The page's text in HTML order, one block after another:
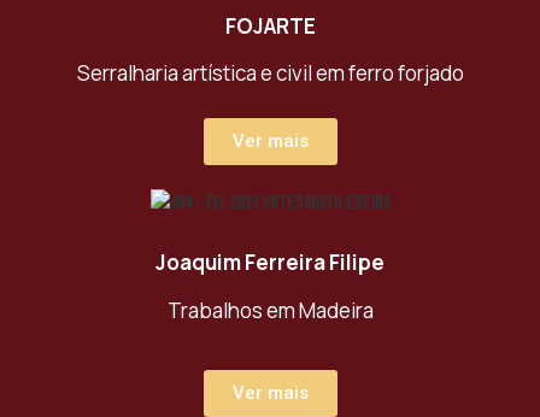
FOJARTE
Serralharia artística e civil em ferro forjado
Ver mais
Joaquim Ferreira Filipe
Trabalhos em Madeira
Ver mais